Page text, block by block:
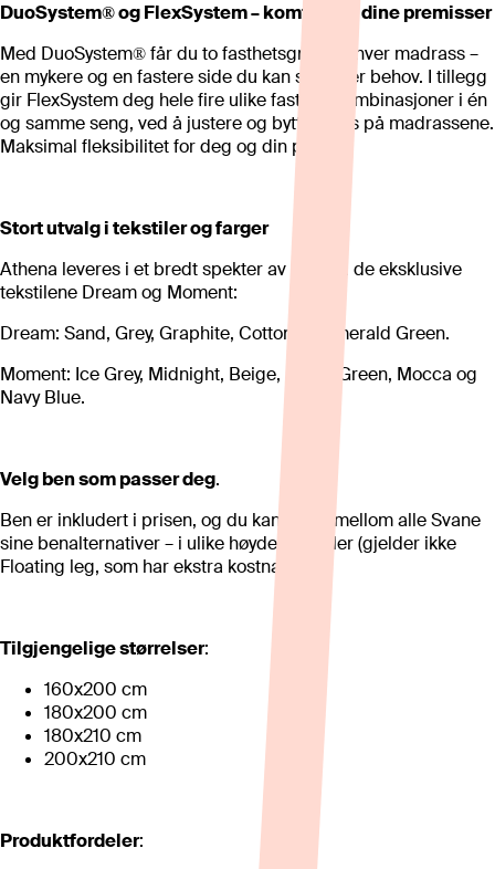
DuoSystem® og FlexSystem – komfort på dine premisser
Med DuoSystem® får du to fasthetsgrader i hver madrass –
en mykere og en fastere side du kan snu etter behov. I tillegg
gir FlexSystem deg hele fire ulike fasthetskombinasjoner i én
og samme seng, ved å justere og bytte plass på madrassene.
Maksimal fleksibilitet for deg og din partner.
Stort utvalg i tekstiler og farger
Athena leveres i et bredt spekter av farger i de eksklusive
tekstilene Dream og Moment:
Dream: Sand, Grey, Graphite, Cotton og Emerald Green.
Moment: Ice Grey, Midnight, Beige, Arctic Green, Mocca og
Navy Blue.
Velg ben som passer deg.
Ben er inkludert i prisen, og du kan velge mellom alle Svane
sine benalternativer – i ulike høyder og stiler (gjelder ikke
Floating leg, som har ekstra kostnad).
Tilgjengelige størrelser:
160x200 cm
180x200 cm
180x210 cm
200x210 cm
Produktfordeler: